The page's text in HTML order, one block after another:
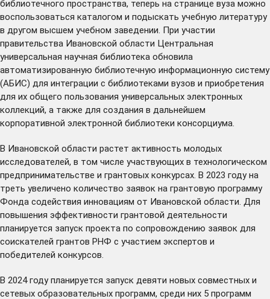
библиотечного пространства, теперь на странице вуза можно
воспользоваться каталогом и подыскать учебную литературу
в другом высшем учебном заведении. При участии
правительства Ивановской области Центральная
универсальная научная библиотека обновила
автоматизированную библиотечную информационную систему
(АБИС) для интеграции с библиотеками вузов и приобретения
для их общего пользования универсальных электронных
коллекций, а также для создания в дальнейшем
корпоративной электронной библиотеки консорциума.
В Ивановской области растет активность молодых
исследователей, в том числе участвующих в технологическом
предпринимательстве и грантовых конкурсах. В 2023 году на
треть увеличено количество заявок на грантовую программу
Фонда содействия инновациям от Ивановской области. Для
повышения эффективности грантовой деятельности
планируется запуск проекта по сопровождению заявок для
соискателей грантов РНФ с участием экспертов и
победителей конкурсов.
В 2024 году планируется запуск девяти новых совместных и
сетевых образовательных программ, среди них 5 программ